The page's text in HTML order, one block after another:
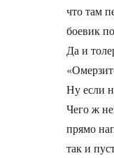
что там
боевик
Да и
Ну если
Чего ж
прямо
так и